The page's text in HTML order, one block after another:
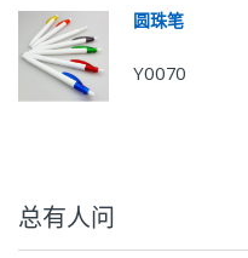
圆珠笔
Y0070
总有人问